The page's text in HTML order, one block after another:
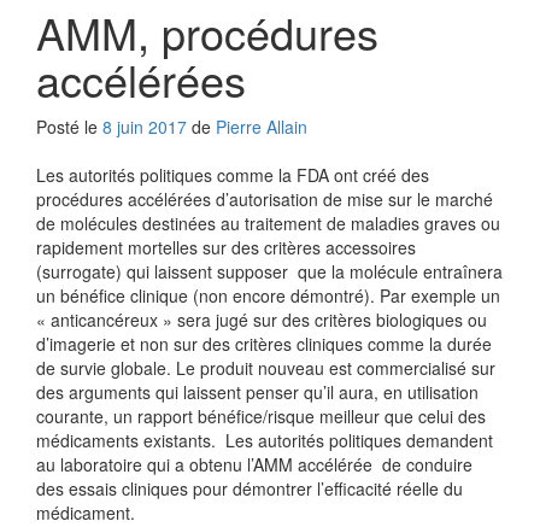
AMM, procédures
accélérées
Posté le 8 juin 2017 de Pierre Allain
Les autorités politiques comme la FDA ont créé des
procédures accélérées d’autorisation de mise sur le marché
de molécules destinées au traitement de maladies graves ou
rapidement mortelles sur des critères accessoires
(surrogate) qui laissent supposer que la molécule entraînera
un bénéfice clinique (non encore démontré). Par exemple un
« anticancéreux » sera jugé sur des critères biologiques ou
d’imagerie et non sur des critères cliniques comme la durée
de survie globale. Le produit nouveau est commercialisé sur
des arguments qui laissent penser qu’il aura, en utilisation
courante, un rapport bénéfice/risque meilleur que celui des
médicaments existants. Les autorités politiques demandent
au laboratoire qui a obtenu l’AMM accélérée de conduire
des essais cliniques pour démontrer l’efficacité réelle du
médicament.